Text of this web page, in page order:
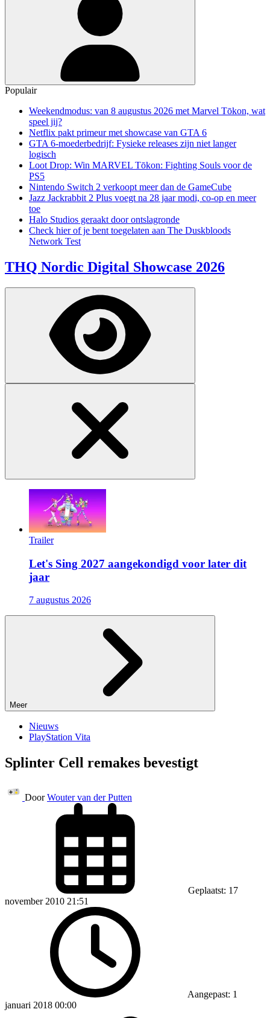
Populair
Weekendmodus: van 8 augustus 2026 met Marvel Tōkon, wat
speel jij?
Netflix pakt primeur met showcase van GTA 6
GTA 6-moederbedrijf: Fysieke releases zijn niet langer
logisch
Loot Drop: Win MARVEL Tōkon: Fighting Souls voor de
PS5
Nintendo Switch 2 verkoopt meer dan de GameCube
Jazz Jackrabbit 2 Plus voegt na 28 jaar modi, co-op en meer
toe
Halo Studios geraakt door ontslagronde
Check hier of je bent toegelaten aan The Duskbloods
Network Test
THQ Nordic Digital Showcase 2026
Trailer
Let's Sing 2027 aangekondigd voor later dit
jaar
7 augustus 2026
Meer
Nieuws
PlayStation Vita
Splinter Cell remakes bevestigt
Door Wouter van der Putten
Geplaatst: 17
november 2010 21:51
Aangepast: 1
januari 2018 00:00